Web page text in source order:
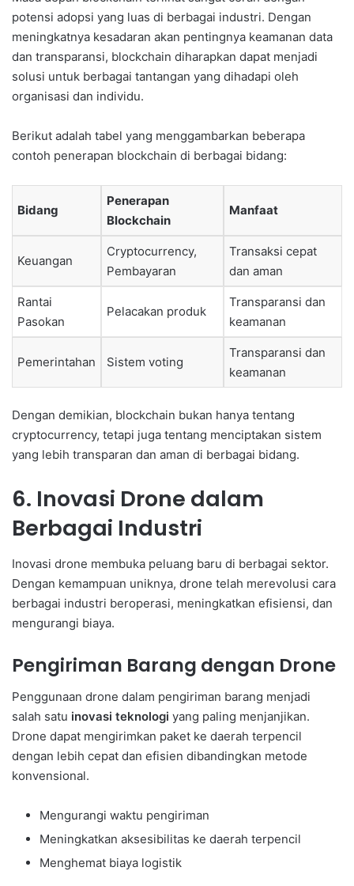
potensi adopsi yang luas di berbagai industri. Dengan
meningkatnya kesadaran akan pentingnya keamanan data
dan transparansi, blockchain diharapkan dapat menjadi
solusi untuk berbagai tantangan yang dihadapi oleh
organisasi dan individu.
Berikut adalah tabel yang menggambarkan beberapa
contoh penerapan blockchain di berbagai bidang:
Bidang
Penerapan
Blockchain
Manfaat
Keuangan
Cryptocurrency,
Pembayaran
Transaksi cepat
dan aman
Rantai
Pasokan
Pelacakan produk
Transparansi dan
keamanan
Pemerintahan Sistem voting
Transparansi dan
keamanan
Dengan demikian, blockchain bukan hanya tentang
cryptocurrency, tetapi juga tentang menciptakan sistem
yang lebih transparan dan aman di berbagai bidang.
6. Inovasi Drone dalam
Berbagai Industri
Inovasi drone membuka peluang baru di berbagai sektor.
Dengan kemampuan uniknya, drone telah merevolusi cara
berbagai industri beroperasi, meningkatkan efisiensi, dan
mengurangi biaya.
Pengiriman Barang dengan Drone
Penggunaan drone dalam pengiriman barang menjadi
salah satu inovasi teknologi yang paling menjanjikan.
Drone dapat mengirimkan paket ke daerah terpencil
dengan lebih cepat dan efisien dibandingkan metode
konvensional.
Mengurangi waktu pengiriman
Meningkatkan aksesibilitas ke daerah terpencil
Menghemat biaya logistik